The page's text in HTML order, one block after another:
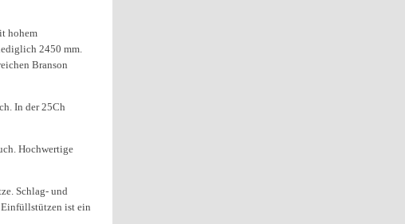
hohem
2450 mm.
Branson
In der 25Ch
Hochwertige
Schlag- und
Einfüllstützen ist ein